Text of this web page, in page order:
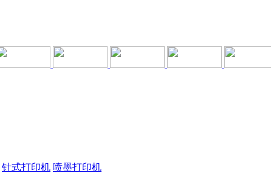
针式打印机 喷墨打印机